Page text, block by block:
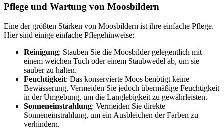
Pflege und Wartung von Moosbildern
Eine der größten Stärken von Moosbildern ist ihre einfache Pflege.
Hier sind einige einfache Pflegehinweise:
Reinigung: Stauben Sie die Moosbilder gelegentlich mit
einem weichen Tuch oder einem Staubwedel ab, um sie
sauber zu halten.
Feuchtigkeit: Das konservierte Moos benötigt keine
Bewässerung. Vermeiden Sie jedoch übermäßige Feuchtigkeit
in der Umgebung, um die Langlebigkeit zu gewährleisten.
Sonneneinstrahlung: Vermeiden Sie direkte
Sonneneinstrahlung, um ein Ausbleichen der Farben zu
verhindern.